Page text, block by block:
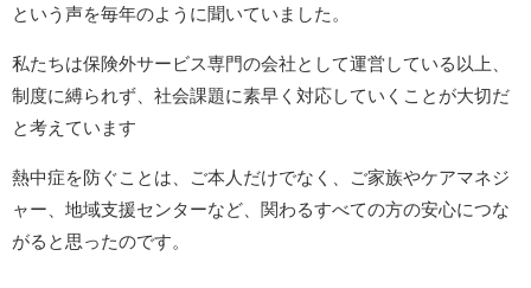
という声を毎年のように聞いていました。
私たちは保険外サービス専門の会社として運営している以上、
制度に縛られず、社会課題に素早く対応していくことが大切だ
と考えています
熱中症を防ぐことは、ご本人だけでなく、ご家族やケアマネジ
ャー、地域支援センターなど、関わるすべての方の安心につな
がると思ったのです。